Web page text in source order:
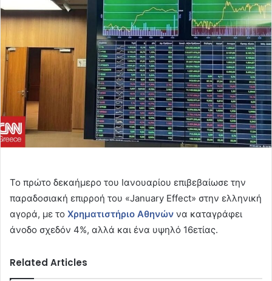
Το πρώτο δεκαήμερο του Ιανουαρίου επιβεβαίωσε την
παραδοσιακή επιρροή του «January Effect» στην ελληνική
αγορά, με το Χρηματιστήριο Αθηνών να καταγράφει
άνοδο σχεδόν 4%, αλλά και ένα υψηλό 16ετίας.
Related Articles